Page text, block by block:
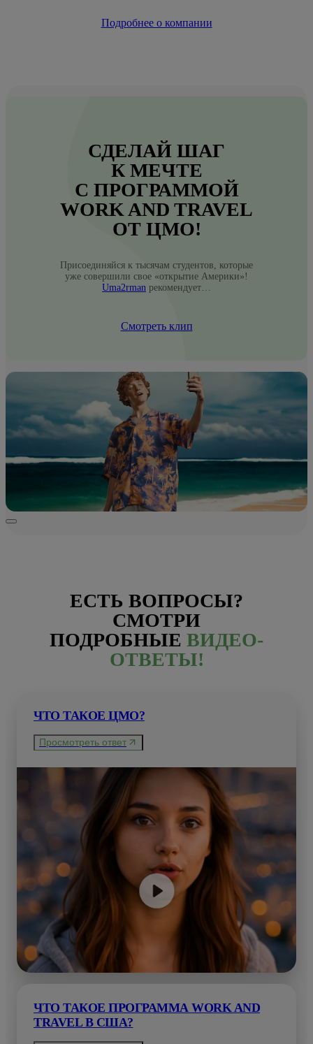
Подробнее о компании
СДЕЛАЙ ШАГ
К МЕЧТЕ
С ПРОГРАММОЙ
WORK AND TRAVEL
ОТ ЦМО!
Присоединяйся к тысячам студентов, которые
уже совершили свое «открытие Америки»!
Uma2rman рекомендует…
Смотреть клип
ЕСТЬ ВОПРОСЫ?
СМОТРИ
ПОДРОБНЫЕ ВИДЕО-
ОТВЕТЫ!
ЧТО ТАКОЕ ЦМО?
Просмотреть ответ
ЧТО ТАКОЕ ПРОГРАММА WORK AND
TRAVEL В США?